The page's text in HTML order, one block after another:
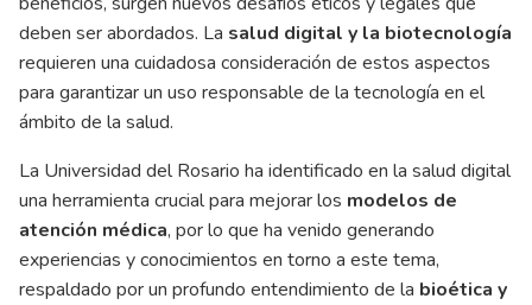
deben ser abordados. La salud digital y la biotecnología
requieren una cuidadosa consideración de estos aspectos
para garantizar un uso responsable de la tecnología en el
ámbito de la salud.
La Universidad del Rosario ha identificado en la salud digital
una herramienta crucial para mejorar los modelos de
atención médica, por lo que ha venido generando
experiencias y conocimientos en torno a este tema,
respaldado por un profundo entendimiento de la bioética y